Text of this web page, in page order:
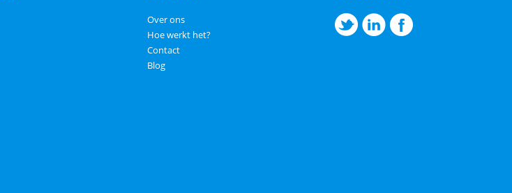
Over ons
Hoe werkt het?
Contact
Blog